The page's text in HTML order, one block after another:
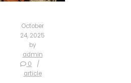
October
24, 2025
by
admin
0
article